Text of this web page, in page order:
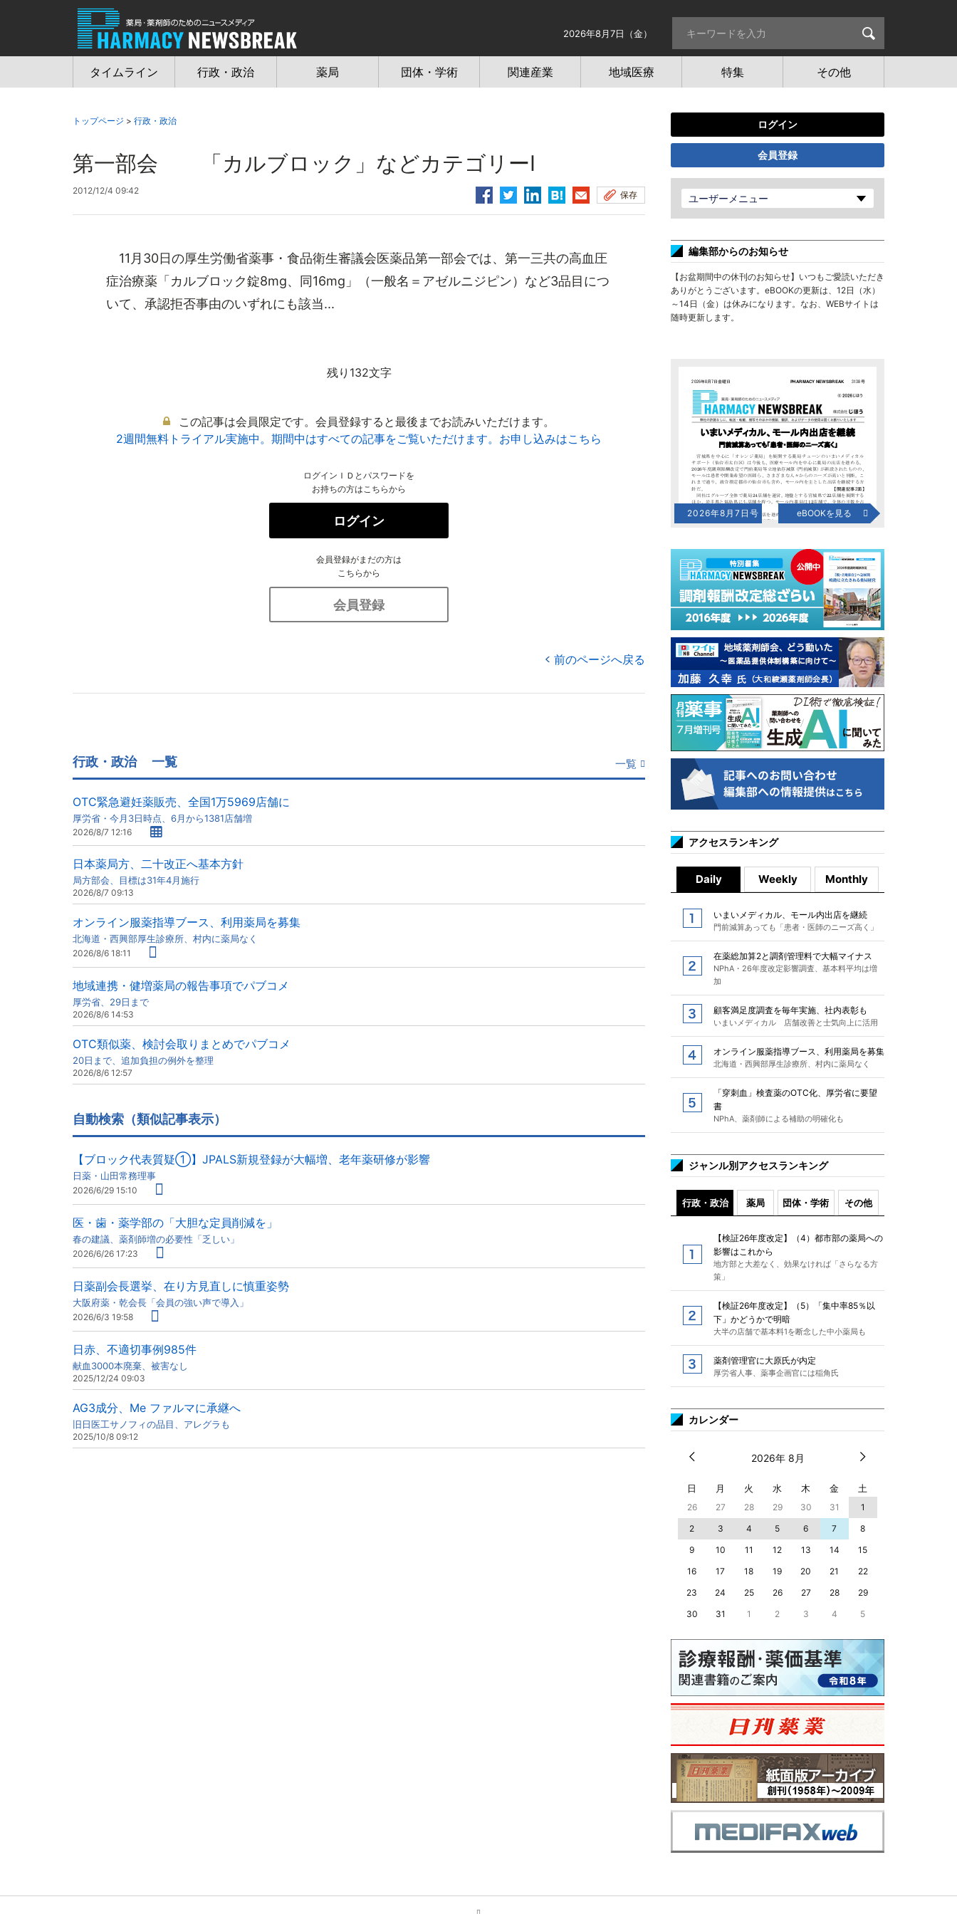
2026年8月7日（金）
タイムライン 行政・政治 薬局 団体・学術 関連産業 地域医療 特集 その他
トップページ > 行政・政治
第一部会 「カルブロック」などカテゴリーⅠ
2012/12/4 09:42 保存
11月30日の厚生労働省薬事・食品衛生審議会医薬品第一部会では、第一三共の高血圧
症治療薬「カルブロック錠8mg、同16mg」（一般名＝アゼルニジピン）など3品目につ
いて、承認拒否事由のいずれにも該当...
残り132文字
この記事は会員限定です。会員登録すると最後までお読みいただけます。
2週間無料トライアル実施中。期間中はすべての記事をご覧いただけます。お申し込みはこちら
ログインＩＤとパスワードを
お持ちの方はこちらから
ログイン
会員登録がまだの方は
こちらから
会員登録
前のページへ戻る
行政・政治 一覧 一覧
OTC緊急避妊薬販売、全国1万5969店舗に
厚労省・今月3日時点、6月から1381店舗増
2026/8/7 12:16
日本薬局方、二十改正へ基本方針
局方部会、目標は31年4月施行
2026/8/7 09:13
オンライン服薬指導ブース、利用薬局を募集
北海道・西興部厚生診療所、村内に薬局なく
2026/8/6 18:11
地域連携・健増薬局の報告事項でパブコメ
厚労省、29日まで
2026/8/6 14:53
OTC類似薬、検討会取りまとめでパブコメ
20日まで、追加負担の例外を整理
2026/8/6 12:57
自動検索（類似記事表示）
【ブロック代表質疑①】JPALS新規登録が大幅増、老年薬研修が影響
日薬・山田常務理事
2026/6/29 15:10
医・歯・薬学部の「大胆な定員削減を」
春の建議、薬剤師増の必要性「乏しい」
2026/6/26 17:23
日薬副会長選挙、在り方見直しに慎重姿勢
大阪府薬・乾会長「会員の強い声で導入」
2026/6/3 19:58
日赤、不適切事例985件
献血3000本廃棄、被害なし
2025/12/24 09:03
AG3成分、Me ファルマに承継へ
旧日医工サノフィの品目、アレグラも
2025/10/8 09:12
ログイン
会員登録
ユーザーメニュー
編集部からのお知らせ
【お盆期間中の休刊のお知らせ】いつもご愛読いただき
ありがとうございます。eBOOKの更新は、12日（水）
～14日（金）は休みになります。なお、WEBサイトは
随時更新します。
2026年8月7日号 eBOOKを見る
アクセスランキング
Daily Weekly Monthly
いまいメディカル、モール内出店を継続
門前減算あっても「患者・医師のニーズ高く」
在薬総加算2と調剤管理料で大幅マイナス
NPhA・26年度改定影響調査、基本料平均は増
加
顧客満足度調査を毎年実施、社内表彰も
いまいメディカル 店舗改善と士気向上に活用
オンライン服薬指導ブース、利用薬局を募集
北海道・西興部厚生診療所、村内に薬局なく
「穿刺血」検査薬のOTC化、厚労省に要望
書
NPhA、薬剤師による補助の明確化も
ジャンル別アクセスランキング
行政・政治 薬局 団体・学術 その他
【検証26年度改定】（4）都市部の薬局への
影響はこれから
地方部と大差なく、効果なければ「さらなる方
策」
【検証26年度改定】（5）「集中率85％以
下」かどうかで明暗
大半の店舗で基本料1を断念した中小薬局も
薬剤管理官に大原氏が内定
厚労省人事、薬事企画官には稲角氏
カレンダー
2026年 8月
日 月 火 水 木 金 土
26 27 28 29 30 31
1
2
3 4 5 6 7
8
9
10 11 12 13 14
15
16
17 18 19 20 21
22
23
24 25 26 27 28
29
30
31 1 2 3 4 5